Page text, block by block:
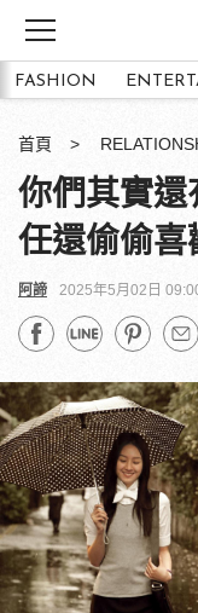
FASHION
首頁
你們其實還
任還偷偷喜
阿諦 2025年5月02日